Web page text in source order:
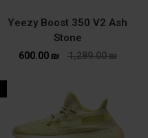
Yeezy Boost 350 V2 Ash
Stone
1,289.00₪
600.00 ₪